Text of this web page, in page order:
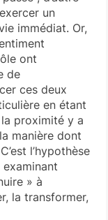
un
immédiat. Or,
ont
de
ces deux
en étant
proximité y a
manière dont
l’hypothèse
» à
la transformer,